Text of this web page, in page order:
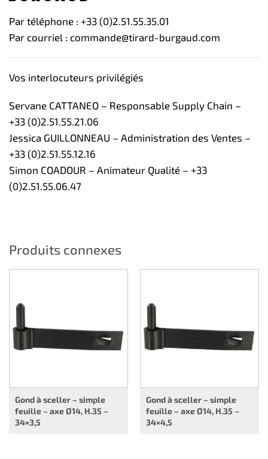
Par téléphone : +33 (0)2.51.55.35.01
Par courriel : commande@tirard-burgaud.com
Vos interlocuteurs privilégiés
Servane CATTANEO – Responsable Supply Chain –
+33 (0)2.51.55.21.06
Jessica GUILLONNEAU – Administration des Ventes –
+33 (0)2.51.55.12.16
Simon COADOUR – Animateur Qualité – +33
(0)2.51.55.06.47
Produits connexes
Gond à sceller – simple
feuille – axe Ø14, H.35 –
34×3,5
Gond à sceller – simple
feuille – axe Ø14, H.35 –
34×4,5